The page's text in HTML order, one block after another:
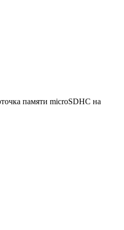
памяти microSDHC на